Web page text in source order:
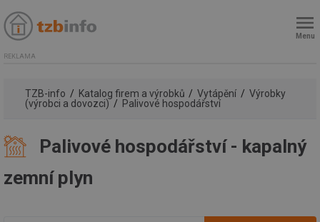
Menu
REKLAMA
TZB-info Katalog firem a výrobků Vytápění
Výrobky
(výrobci a dovozci)
Palivové hospodářství
Palivové hospodářství - kapalný
zemní plyn